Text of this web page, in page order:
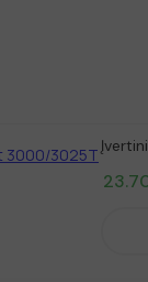
3000/3025T